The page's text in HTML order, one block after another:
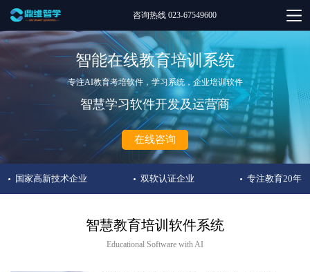
咨询热线 023-67549600
智能在线教育培训系统
专注AI教育考培软件，学习系统，企业培训软件
智慧学习软件开发及运营商
在线咨询
国家高新技术企业 双软认证企业 专注教育20年
智慧教育培训软件系统
Educational Software with AI